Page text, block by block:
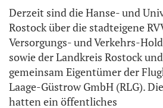
Derzeit sind die Hanse- und
Rostock über die stadteigene
Versorgungs- und Verkehrs-
sowie der Landkreis Rostock
gemeinsam Eigentümer der
Laage-Güstrow GmbH (RLG).
hatten ein öffentliches